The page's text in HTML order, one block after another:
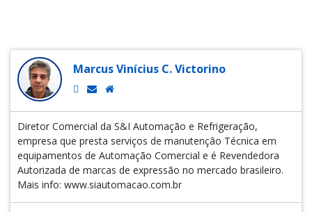
Marcus Vinícius C. Victorino
Diretor Comercial da S&I Automação e Refrigeração,
empresa que presta serviços de manutenção Técnica em
equipamentos de Automação Comercial e é Revendedora
Autorizada de marcas de expressão no mercado brasileiro.
Mais info: www.siautomacao.com.br